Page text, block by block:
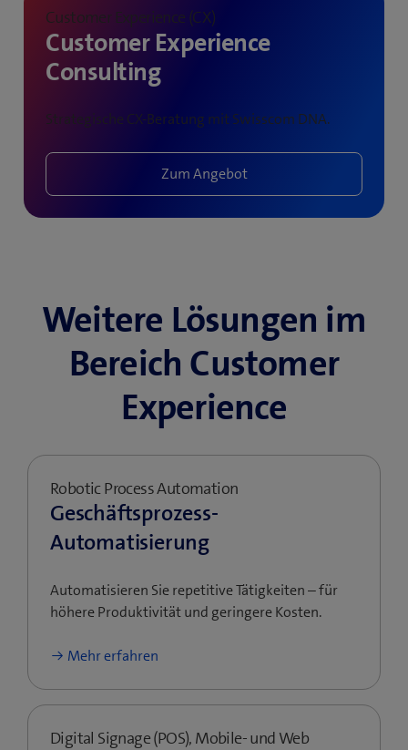
Customer Experience (CX)
Customer Experience
Consulting
Strategische CX-Beratung mit Swisscom DNA.
Zum Angebot
Weitere Lösungen im
Bereich Customer
Experience
Robotic Process Automation
Geschäftsprozess-
Automatisierung
Automatisieren Sie repetitive Tätigkeiten – für
höhere Produktivität und geringere Kosten.
Mehr erfahren
Digital Signage (POS), Mobile- und Web